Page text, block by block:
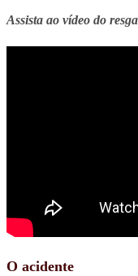
Assista ao vídeo do
O acidente